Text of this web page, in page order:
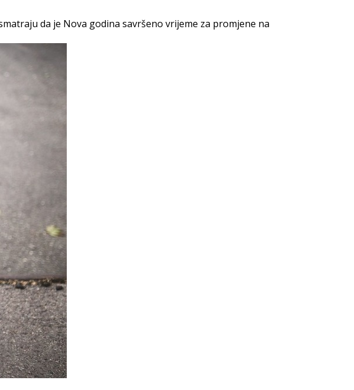
da je Nova godina savršeno vrijeme za promjene na